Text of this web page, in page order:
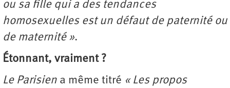
ou sa fille qui a des tendances
homosexuelles est un défaut de paternité ou
de maternité ».
Étonnant, vraiment ?
Le Parisien a même titré « Les propos